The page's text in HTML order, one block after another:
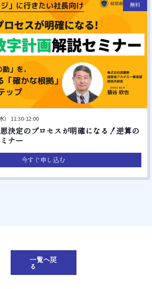
無料
） 11:30-12:00
思決定のプロセスが明確になる！逆算の
ナー
今すぐ申し込む
一覧へ戻
る